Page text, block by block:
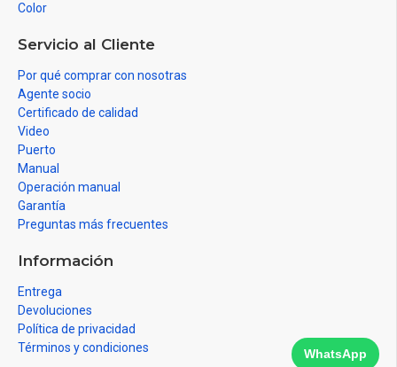
Color
Servicio al Cliente
Por qué comprar con nosotras
Agente socio
Certificado de calidad
Video
Puerto
Manual
Operación manual
Garantía
Preguntas más frecuentes
Información
Entrega
Devoluciones
Política de privacidad
Términos y condiciones
WhatsApp